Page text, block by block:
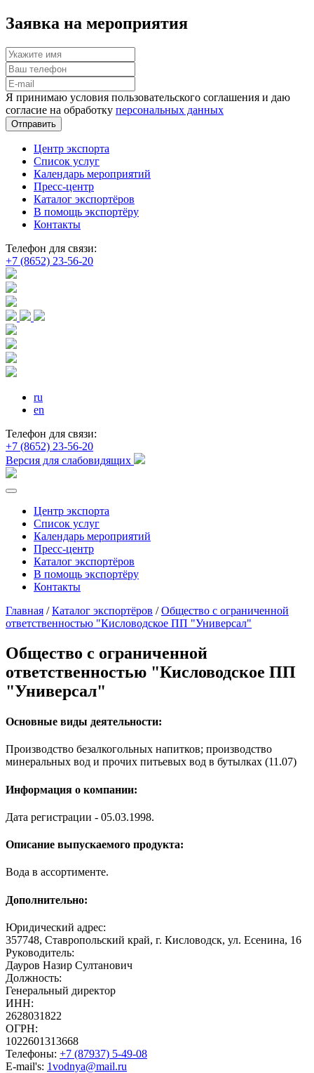
Заявка на мероприятия
Я принимаю условия пользовательского соглашения и даю
согласие на обработку персональных данных
Отправить
Центр экспорта
Список услуг
Календарь мероприятий
Пресс-центр
Каталог экспортёров
В помощь экспортёру
Контакты
Телефон для связи:
+7 (8652) 23-56-20
ru
en
Телефон для связи:
+7 (8652) 23-56-20
Версия для слабовидящих
Центр экспорта
Список услуг
Календарь мероприятий
Пресс-центр
Каталог экспортёров
В помощь экспортёру
Контакты
Главная /Каталог экспортёров /Общество с ограниченной
ответственностью "Кисловодское ПП "Универсал"
Общество с ограниченной
ответственностью "Кисловодское ПП
"Универсал"
Основные виды деятельности:
Производство безалкогольных напитков; производство
минеральных вод и прочих питьевых вод в бутылках (11.07)
Информация о компании:
Дата регистрации - 05.03.1998.
Описание выпускаемого продукта:
Вода в ассортименте.
Дополнительно:
Юридический адрес:
357748, Ставропольский край, г. Кисловодск, ул. Есенина, 16
Руководитель:
Дауров Назир Султанович
Должность:
Генеральный директор
ИНН:
2628031822
ОГРН:
1022601313668
Телефоны: +7 (87937) 5-49-08
E-mail's: 1vodnya@mail.ru